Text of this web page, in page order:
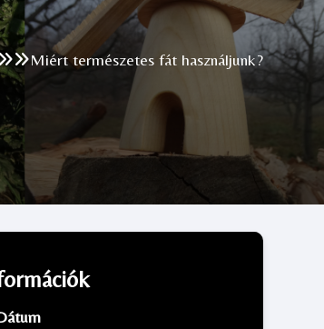
Miért természetes fát használjunk?